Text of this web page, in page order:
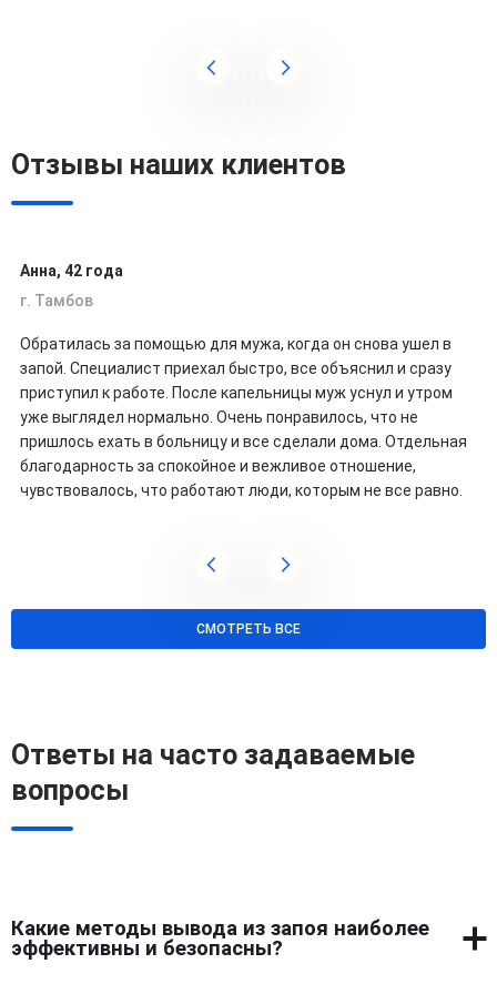
Отзывы наших клиентов
Анна, 42 года
г. Тамбов
Обратилась за помощью для мужа, когда он снова ушел в
запой. Специалист приехал быстро, все объяснил и сразу
приступил к работе. После капельницы муж уснул и утром
уже выглядел нормально. Очень понравилось, что не
пришлось ехать в больницу и все сделали дома. Отдельная
благодарность за спокойное и вежливое отношение,
чувствовалось, что работают люди, которым не все равно.
СМОТРЕТЬ ВСЕ
Ответы на часто задаваемые
вопросы
Какие методы вывода из запоя наиболее
эффективны и безопасны?